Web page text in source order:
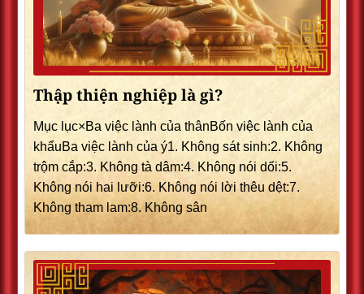
Thập thiện nghiệp là gì?
Mục lục×Ba việc lành của thânBốn việc lành của
khẩuBa việc lành của ý1. Không sát sinh:2. Không
trộm cắp:3. Không tà dâm:4. Không nói dối:5.
Không nói hai lưỡi:6. Không nói lời thêu dệt:7.
Không tham lam:8. Không sân